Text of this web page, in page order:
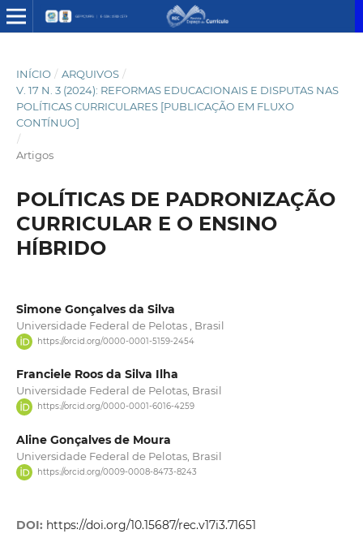
INÍCIO / ARQUIVOS /
V. 17 N. 3 (2024): REFORMAS EDUCACIONAIS E DISPUTAS NAS
POLÍTICAS CURRICULARES [PUBLICAÇÃO EM FLUXO
CONTÍNUO]
/
Artigos
POLÍTICAS DE PADRONIZAÇÃO
CURRICULAR E O ENSINO
HÍBRIDO
Simone Gonçalves da Silva
Universidade Federal de Pelotas , Brasil
https://orcid.org/0000-0001-5159-2454
Franciele Roos da Silva Ilha
Universidade Federal de Pelotas, Brasil
https://orcid.org/0000-0001-6016-4259
Aline Gonçalves de Moura
Universidade Federal de Pelotas, Brasil
https://orcid.org/0009-0008-8473-8243
DOI: https://doi.org/10.15687/rec.v17i3.71651